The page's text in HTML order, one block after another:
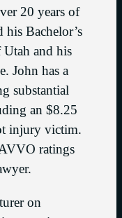
20 years of
his Bachelor’s
and his
John has a
substantial
an $8.25
injury victim.
ratings
on